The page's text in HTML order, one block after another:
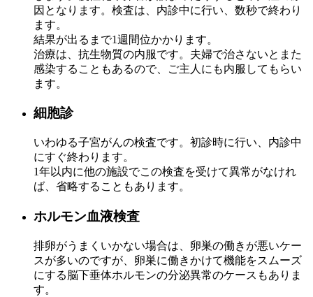
因となります。検査は、内診中に行い、数秒で終わり
ます。
結果が出るまで1週間位かかります。
治療は、抗生物質の内服です。夫婦で治さないとまた
感染することもあるので、ご主人にも内服してもらい
ます。
細胞診
いわゆる子宮がんの検査です。初診時に行い、内診中
にすぐ終わります。
1年以内に他の施設でこの検査を受けて異常がなけれ
ば、省略することもあります。
ホルモン血液検査
排卵がうまくいかない場合は、卵巣の働きが悪いケー
スが多いのですが、卵巣に働きかけて機能をスムーズ
にする脳下垂体ホルモンの分泌異常のケースもありま
す。